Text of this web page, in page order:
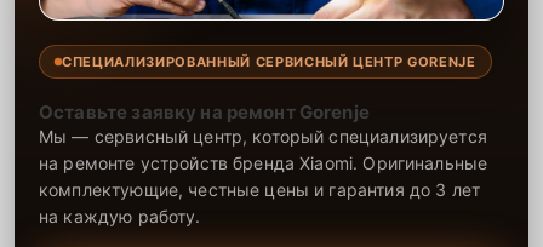
СПЕЦИАЛИЗИРОВАННЫЙ СЕРВИСНЫЙ ЦЕНТР GORENJE
Оставьте заявку на ремонт Gorenje
Мы — сервисный центр, который специализируется
на ремонте устройств бренда Xiaomi. Оригинальные
комплектующие, честные цены и гарантия до 3 лет
на каждую работу.